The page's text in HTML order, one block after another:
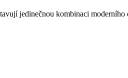
jedinečnou kombinaci moderního